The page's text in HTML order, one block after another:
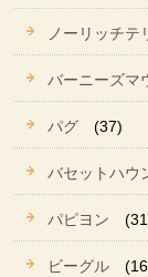
ノーリッチテ
バーニーズマ
パグ (37)
バセットハウ
パピヨン
ビーグル